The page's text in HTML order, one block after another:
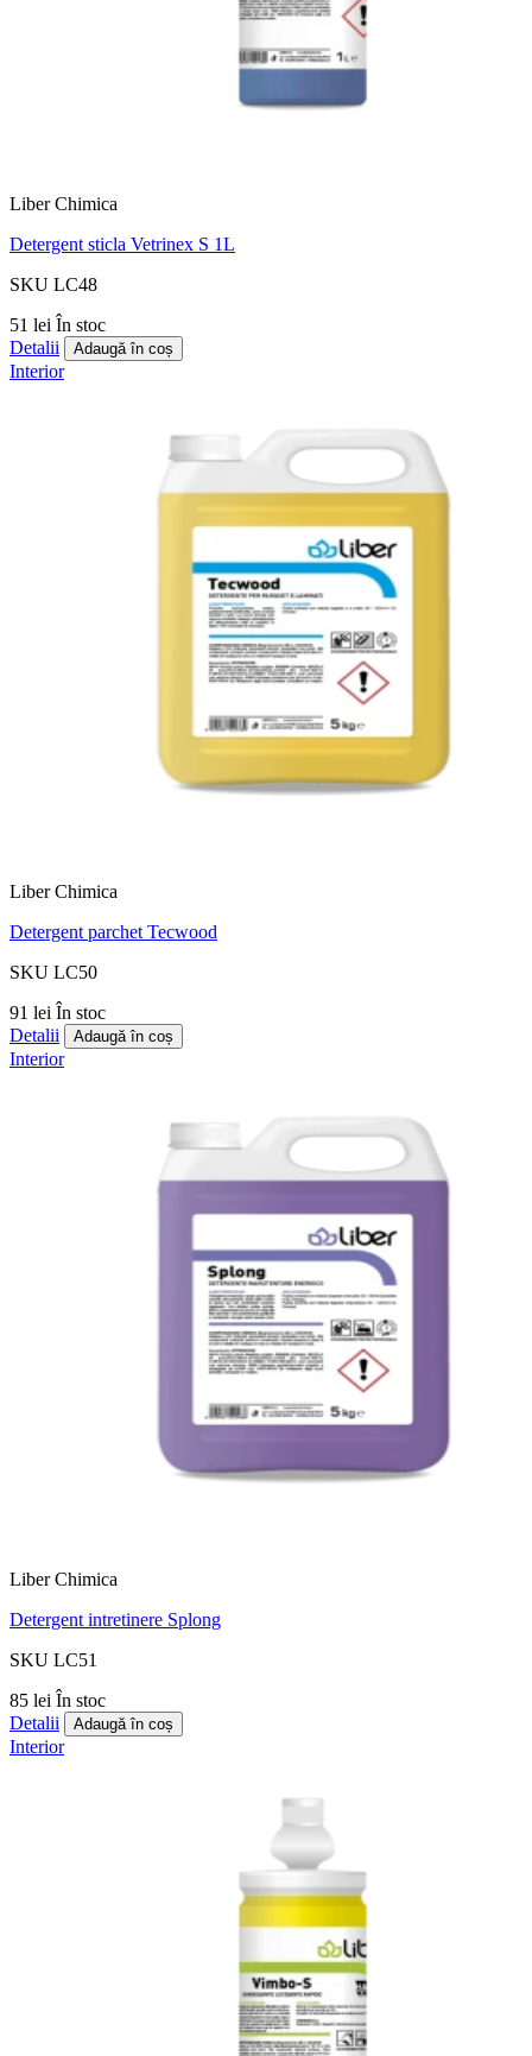
Liber Chimica
Detergent sticla Vetrinex S 1L
SKU LC48
51 lei În stoc
Detalii
Adaugă în coș
Interior
Liber Chimica
Detergent parchet Tecwood
SKU LC50
91 lei În stoc
Detalii
Adaugă în coș
Interior
Liber Chimica
Detergent intretinere Splong
SKU LC51
85 lei În stoc
Detalii
Adaugă în coș
Interior